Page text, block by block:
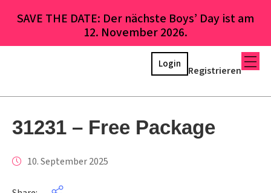
SAVE THE DATE: Der nächste Boys’ Day ist am
12. November 2026.
Registrieren
Login
31231 – Free Package
10. September 2025